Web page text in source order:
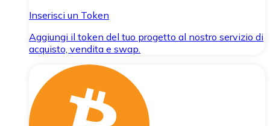
Inserisci un Token
Aggiungi il token del tuo progetto al nostro servizio di
acquisto, vendita e swap.